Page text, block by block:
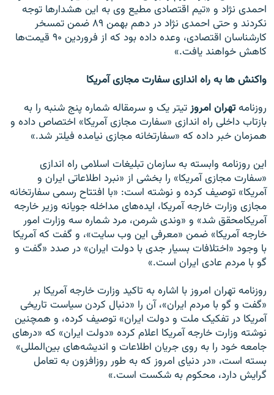
احمدی نژاد و «تيم اقتصادی مطيع وی به اين هشدارها توجه
نکردند و حتی احمدی نژاد در دهم بهمن ۸۹ ضمن تمسخر
کارشناسان اقتصادی، وعده داده بود که از فروردين ۹۰ قيمت‌ها
کاهش خواهند يافت.»
واکنش ها به راه اندازی سفارت مجازی آمريکا
روزنامهتهران امروزتيتر يک و سرمقاله شماره پنج شنبه را به
بازتاب داخلی راه اندازی «سفارت مجازی آمريکا» اختصاص داده و
همزمان خبر داده که «سفارتخانه مجازی نيامده فيلتر شد.»
اين روزنامه وابسته به سازمان تبليغات اسلامی راه اندازی
«سفارت مجازی آمريکا» را بخشی از «نبرد اطلاعاتی ايران و
آمريکا» توصيف کرده و نوشته است: «با افتتاح رسمی سفارتخانه
مجازی وزارت خارجه آمريکا، ايده‌های مداخله جويانه وزير خارجه
آمريکا‌محقق شد» و «وندی شرمن، مرد شماره سه وزارت امور
خارجه آمريکا» ضمن «معرفی اين وب سايت»، و گفت که آمريکا
با وجود «اختلافات بسيار جدی با دولت ايران» در صدد «گفت ‌و
‌گو با مردم عادی ايران است.»
روزنامه تهران امروز با اشاره به تاکيد وزارت خارجه آمريکا بر
«گفت و گو با مردم ايران»، آن را «دنبال کردن سياست تاريخی
آمريکا در تفکيک ملت و دولت ايران» توصيف کرده، و همچنين
نوشته وزارت خارجه آمريکا اعلام کرده «دولت ايران» که «درهای
جامعه خود را به روی جريان اطلاعات و انديشه‌های بين‌المللی»
بسته است، «در دنيای امروز که به طور روزافزون به تعامل
گرايش دارد، محکوم به شکست است.»